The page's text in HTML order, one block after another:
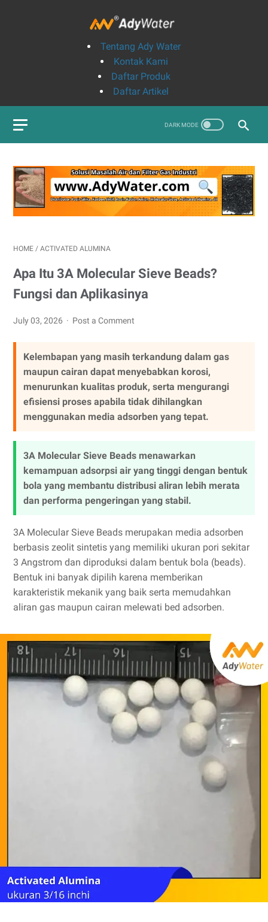
Tentang Ady Water
Kontak Kami
Daftar Produk
Daftar Artikel
HOME / ACTIVATED ALUMINA
Apa Itu 3A Molecular Sieve Beads?
Fungsi dan Aplikasinya
July 03, 2026 Post a Comment
Kelembapan yang masih terkandung dalam gas
maupun cairan dapat menyebabkan korosi,
menurunkan kualitas produk, serta mengurangi
efisiensi proses apabila tidak dihilangkan
menggunakan media adsorben yang tepat.
3A Molecular Sieve Beads menawarkan
kemampuan adsorpsi air yang tinggi dengan bentuk
bola yang membantu distribusi aliran lebih merata
dan performa pengeringan yang stabil.
3A Molecular Sieve Beads merupakan media adsorben
berbasis zeolit sintetis yang memiliki ukuran pori sekitar
3 Angstrom dan diproduksi dalam bentuk bola (beads).
Bentuk ini banyak dipilih karena memberikan
karakteristik mekanik yang baik serta memudahkan
aliran gas maupun cairan melewati bed adsorben.